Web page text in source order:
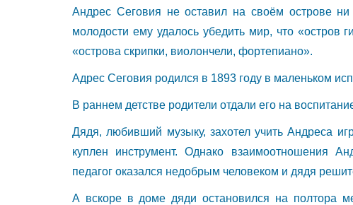
Андрес Сеговия не оставил на своём острове
молодости ему удалось убедить мир, что «остров
«острова скрипки, виолончели, фортепиано».
Адрес Сеговия родился в 1893 году в маленьком
В раннем детстве родители отдали его на
Дядя, любивший музыку, захотел учить Андреса
куплен инструмент. Однако взаимоотношения
педагог оказался недобрым человеком и дядя
А вскоре в доме дяди остановился на полтора